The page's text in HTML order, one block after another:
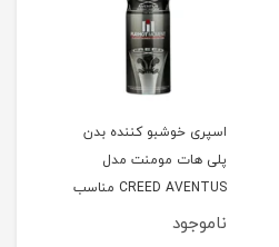
اسپری خوشبو کننده بدن
پلی هات مومنت مدل
CREED AVENTUS مناسب
آقایان حجم 200 میلی لیتر
ناموجود